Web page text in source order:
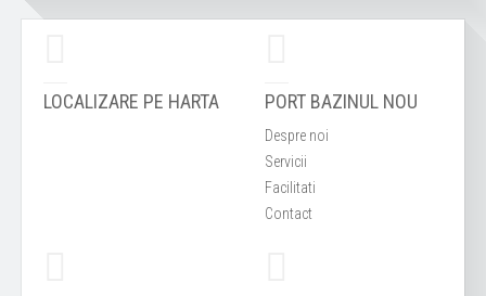
LOCALIZARE PE HARTA PORT BAZINUL NOU
Despre noi
Servicii
Facilitati
Contact